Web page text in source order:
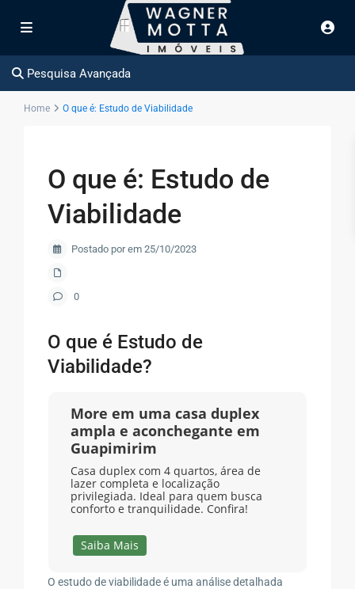
Pesquisa Avançada
Home O que é: Estudo de Viabilidade
O que é: Estudo de
Viabilidade
Postado por em 25/10/2023
0
O que é Estudo de
Viabilidade?
More em uma casa duplex
ampla e aconchegante em
Guapimirim
Casa duplex com 4 quartos, área de
lazer completa e localização
privilegiada. Ideal para quem busca
conforto e tranquilidade. Confira!
Saiba Mais
O estudo de viabilidade é uma análise detalhada